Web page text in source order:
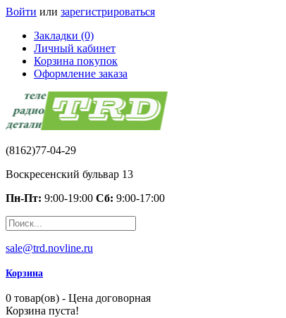
Войти или зарегистрироваться
Закладки (0)
Личный кабинет
Корзина покупок
Оформление заказа
(8162)77-04-29
Воскресенский бульвар 13
Пн-Пт: 9:00-19:00 Сб: 9:00-17:00
sale@trd.novline.ru
Корзина
0 товар(ов) - Цена договорная
Корзина пуста!